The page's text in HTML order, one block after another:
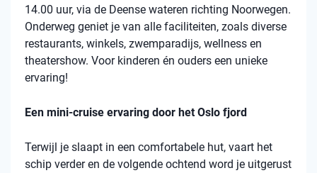
14.00 uur, via de Deense wateren richting Noorwegen.
Onderweg geniet je van alle faciliteiten, zoals diverse
restaurants, winkels, zwemparadijs, wellness en
theatershow. Voor kinderen én ouders een unieke
ervaring!
Een mini-cruise ervaring door het Oslo fjord
Terwijl je slaapt in een comfortabele hut, vaart het
schip verder en de volgende ochtend word je uitgerust